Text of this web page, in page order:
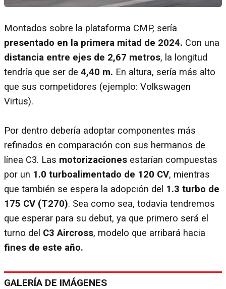
Montados sobre la plataforma CMP, sería
presentado en la primera mitad de 2024. Con una
distancia entre ejes de 2,67 metros, la longitud
tendría que ser de 4,40 m. En altura, sería más alto
que sus competidores (ejemplo: Volkswagen
Virtus).
Por dentro debería adoptar componentes más
refinados en comparación con sus hermanos de
línea C3. Las motorizaciones estarían compuestas
por un 1.0 turboalimentado de 120 CV, mientras
que también se espera la adopción del 1.3 turbo de
175 CV (T270). Sea como sea, todavía tendremos
que esperar para su debut, ya que primero será el
turno del C3 Aircross, modelo que arribará hacia
fines de este año.
GALERÍA DE IMÁGENES